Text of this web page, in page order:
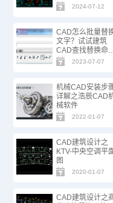
2024-07-12
CAD怎么批量替
文字？试试建筑
CAD查找替换命
令！
2023-07-07
机械CAD安装步
详解之浩辰CAD
械软件
2022-01-07
CAD建筑设计之
KTV-中央空调平
图
2020-01-07
CAD建筑设计之